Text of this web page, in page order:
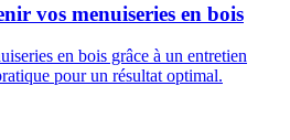
vos menuiseries en bois
en bois grâce à un entretien
pour un résultat optimal.